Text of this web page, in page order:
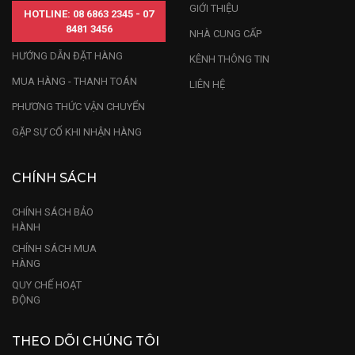
Nếu bạn đang có nhu cầu sở hữu ngay một sản
phẩm tượng Phúc Lộc Thọ bằng gỗ. Hãy yên tâm lựa
nghiệm trong nghề điêu khắc gỗ cùng với các nhân
HOTLINE: 08 6863 2345 - 07
8481 3456
HƯỚNG DẪN ĐẶT HÀNG
MUA HÀNG - THANH TOÁN
PHƯƠNG THỨC VẬN CHUYỂN
GẶP SỰ CỐ KHI NHẬN HÀNG
GIỚI THIỆU
NHÀ CUNG CẤP
KÊNH THÔNG TIN
LIÊN HỆ
CHÍNH SÁCH
CHÍNH SÁCH BẢO
HÀNH
CHÍNH SÁCH MUA
HÀNG
QUY CHẾ HOẠT
ĐỘNG
THEO DÕI CHÚNG TÔI